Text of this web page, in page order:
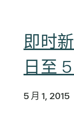
即时
日至
5 月 1, 2015